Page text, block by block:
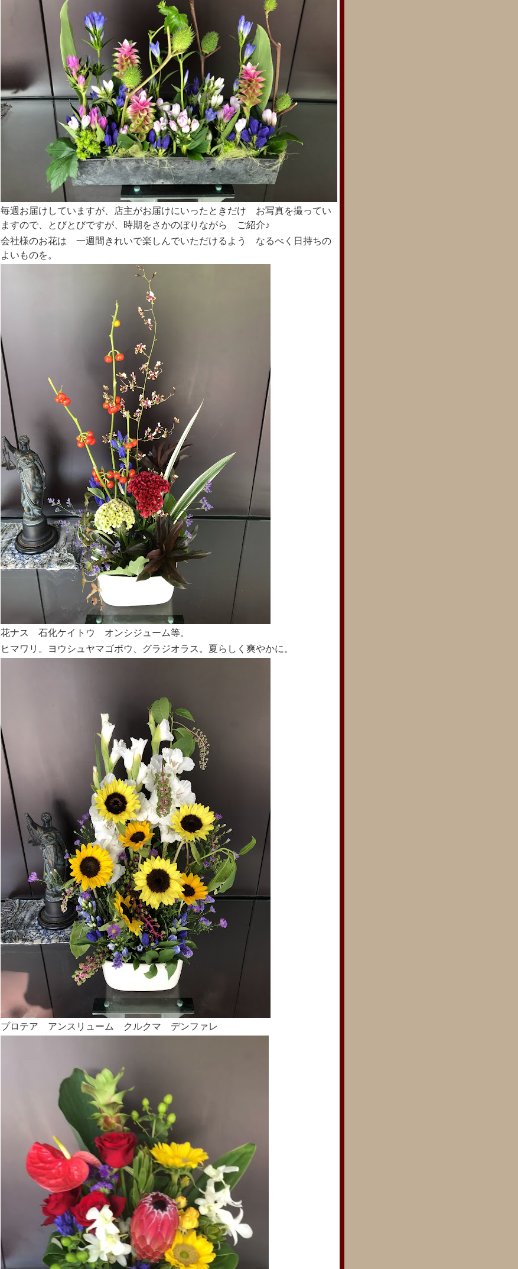
毎週お届けしていますが、店主がお届けにいったときだけ お写真を撮ってい
ますので、とびとびですが、時期をさかのぼりながら ご紹介♪
会社様のお花は 一週間きれいで楽しんでいただけるよう なるべく日持ちの
よいものを。
花ナス 石化ケイトウ オンシジューム等。
ヒマワリ。ヨウシュヤマゴボウ、グラジオラス。夏らしく爽やかに。
プロテア アンスリューム クルクマ デンファレ